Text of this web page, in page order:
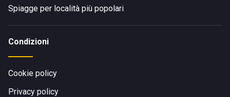
Spiagge per località più popolari
Condizioni
Cookie policy
Privacy policy